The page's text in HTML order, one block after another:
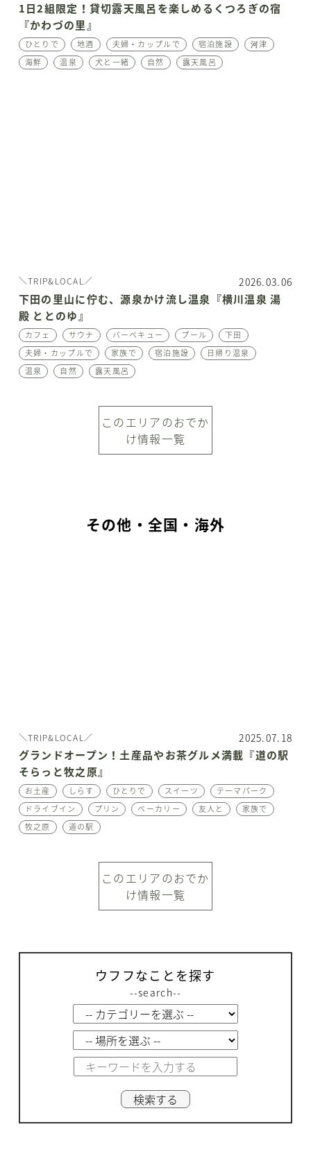
1日2組限定！貸切露天風呂を楽しめるくつろぎの宿
『かわづの里』
ひとりで 地酒 夫婦・カップルで 宿泊施設
河津
海鮮
温泉 犬と一緒 自然 露天風呂
＼TRIP&LOCAL／ 2026.03.06
下田の里山に佇む、源泉かけ流し温泉『横川温泉 湯
殿 ととのゆ』
カフェ サウナ バーベキュー プール
下田
夫婦・カップルで
家族で 宿泊施設
日帰り温泉
温泉
自然 露天風呂
このエリアのおでか
け情報一覧
その他・全国・海外
＼TRIP&LOCAL／ 2025.07.18
グランドオープン！土産品やお茶グルメ満載『道の駅
そらっと牧之原』
お土産 しらす ひとりで スイーツ
テーマパーク
ドライブイン
プリン ベーカリー 友人と
家族で
牧之原
道の駅
このエリアのおでか
け情報一覧
ウフフなことを探す
--search--